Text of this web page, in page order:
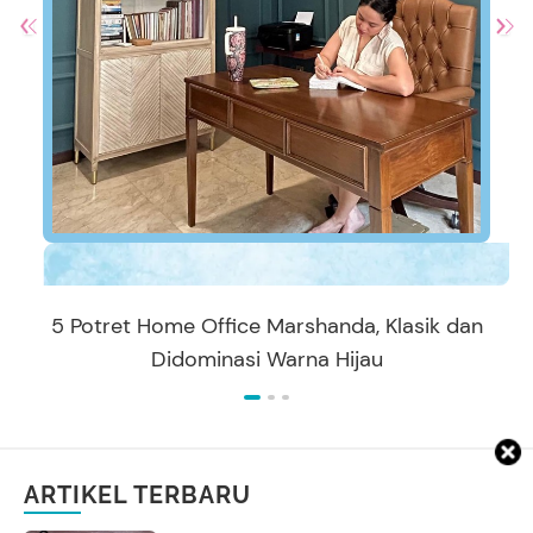
5 Potret Home Office Marshanda, Klasik dan
Didominasi Warna Hijau
ARTIKEL TERBARU